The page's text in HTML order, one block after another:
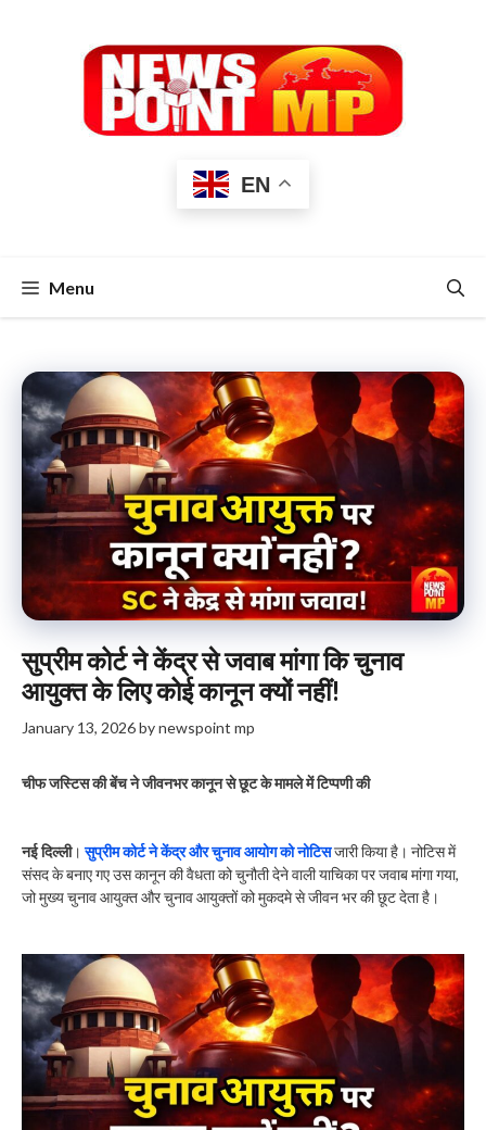
EN
Menu
सुप्रीम कोर्ट ने केंद्र से जवाब मांगा कि चुनाव
आयुक्त के लिए कोई कानून क्यों नहीं!
January 13, 2026bynewspoint mp
चीफ जस्टिस की बेंच ने जीवनभर कानून से छूट के मामले में टिप्पणी की
नई दिल्ली।सुप्रीम कोर्ट ने केंद्र और चुनाव आयोग को नोटिसजारी किया है। नोटिस में
संसद के बनाए गए उस कानून की वैधता को चुनौती देने वाली याचिका पर जवाब मांगा गया,
जो मुख्य चुनाव आयुक्त और चुनाव आयुक्तों को मुकदमे से जीवन भर की छूट देता है।